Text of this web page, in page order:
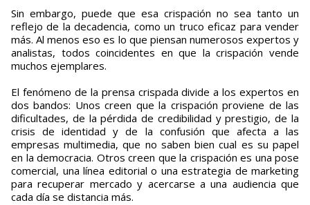
Sin embargo, puede que esa crispación no sea tanto un
reflejo de la decadencia, como un truco eficaz para vender
más. Al menos eso es lo que piensan numerosos expertos y
analistas, todos coincidentes en que la crispación vende
muchos ejemplares.
El fenómeno de la prensa crispada divide a los expertos en
dos bandos: Unos creen que la crispación proviene de las
dificultades, de la pérdida de credibilidad y prestigio, de la
crisis de identidad y de la confusión que afecta a las
empresas multimedia, que no saben bien cual es su papel
en la democracia. Otros creen que la crispación es una pose
comercial, una línea editorial o una estrategia de marketing
para recuperar mercado y acercarse a una audiencia que
cada día se distancia más.